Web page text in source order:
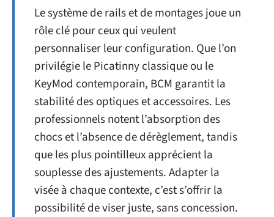
Le système de rails et de montages joue un
rôle clé pour ceux qui veulent
personnaliser leur configuration. Que l’on
privilégie le Picatinny classique ou le
KeyMod contemporain, BCM garantit la
stabilité des optiques et accessoires. Les
professionnels notent l’absorption des
chocs et l’absence de dérèglement, tandis
que les plus pointilleux apprécient la
souplesse des ajustements. Adapter la
visée à chaque contexte, c’est s’offrir la
possibilité de viser juste, sans concession.